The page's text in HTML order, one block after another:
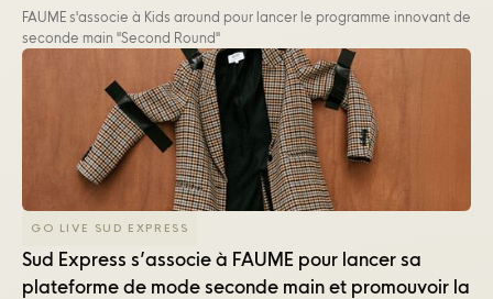
FAUME s'associe à Kids around pour lancer le programme innovant de
seconde main "Second Round"
GO LIVE SUD EXPRESS
Sud Express s’associe à FAUME pour lancer sa
plateforme de mode seconde main et promouvoir la